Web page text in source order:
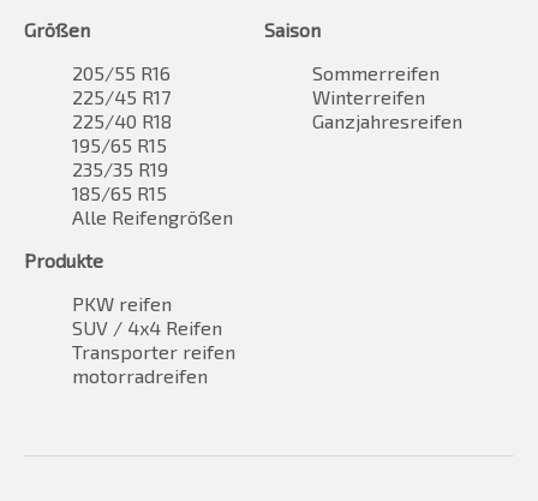
Größen
205/55 R16
225/45 R17
225/40 R18
195/65 R15
235/35 R19
185/65 R15
Alle Reifengrößen
Saison
Sommerreifen
Winterreifen
Ganzjahresreifen
Produkte
PKW reifen
SUV / 4x4 Reifen
Transporter reifen
motorradreifen